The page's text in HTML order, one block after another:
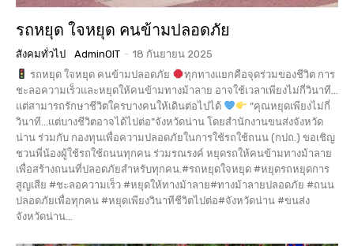
รถหยุด ใจหยุด คนข้ามปลอดภัย
สังคมทั่วไป AdminOIT - 18 กันยายน 2025
รถหยุด ใจหยุด คนข้ามปลอดภัย
ทุกทางแยกคือจุดร่วมของชีวิต การ
ชะลอความเร็วและหยุดให้คนข้ามทางม้าลาย อาจใช้เวลาเพียงไม่กี่วินาที...
แต่สามารถรักษาชีวิตใครบางคนให้เดินต่อไปได้
“คุณหยุดเพียงไม่กี่
วินาที…แต่บางชีวิตอาจได้ไปต่อ”จังหวัดน่าน โดยสำนักงานขนส่งจังหวัด
น่าน ร่วมกับ กองทุนเพื่อความปลอดภัยในการใช้รถใช้ถนน (กปถ.) ขอเชิญ
ชวนพี่น้องผู้ใช้รถใช้ถนนทุกคน ร่วมรณรงค์ หยุดรถให้คนข้ามทางม้าลาย
เพื่อสร้างถนนที่ปลอดภัยสำหรับทุกคน.#รถหยุดใจหยุด #หยุดรถหยุดการ
สูญเสีย #ชะลอความเร็ว #หยุดให้ทางม้าลาย#ทางม้าลายปลอดภัย #ถนน
ปลอดภัยเพื่อทุกคน #หยุดเพียงวินาทีชีวิตไปต่อ#จังหวัดน่าน #ขนส่ง
จังหวัดน่าน...